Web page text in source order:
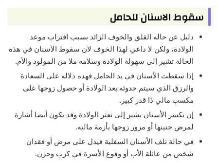
سقوط الاسنان للحامل
دليل عن حاله القلق والخوف الزائد بسبب اقتراب موعد
الولادة، ولكن لا داعي لهذا الخوف لان سقوط الأسنان في هذه
الحالة تشير إلى سهولة الولادة وسلامه ملا من المولود والأم.
إذا سقطت الأسنان في يد الحامل فهده دلاله على السعادة
والرزق الذي سيتم حدوثه بعد الولادة أو حصول زوجها على
مكسب مالي ذَا قدر كبير.
إن تكسر الأسنان يشير إلى تعثر الولادة وقد يكون أيضا أشارة
لمرض جنينها أو مرور زوجها بأزمة ماليه.
في حالة تلف الأسنان السفلية فيدل على مرض أو فقدان
شخص من عائلة الأب أو وقوع الأسرة في كرب وحزن.